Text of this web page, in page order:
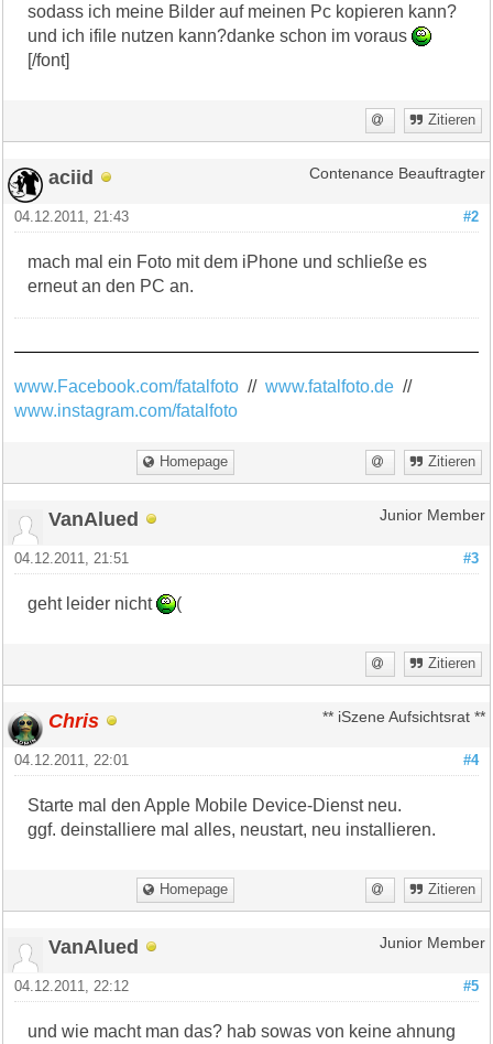
sodass ich meine Bilder auf meinen Pc kopieren kann?
und ich ifile nutzen kann?danke schon im voraus
[/font]
Zitieren
aciid Contenance Beauftragter
#2
04.12.2011, 21:43
mach mal ein Foto mit dem iPhone und schließe es
erneut an den PC an.
www.Facebook.com/fatalfoto //www.fatalfoto.de //
www.instagram.com/fatalfoto
Homepage Zitieren
VanAlued Junior Member
#3
04.12.2011, 21:51
geht leider nicht (
Zitieren
Chris ** iSzene Aufsichtsrat **
#4
04.12.2011, 22:01
Starte mal den Apple Mobile Device-Dienst neu.
ggf. deinstalliere mal alles, neustart, neu installieren.
Homepage Zitieren
VanAlued Junior Member
#5
04.12.2011, 22:12
und wie macht man das? hab sowas von keine ahnung